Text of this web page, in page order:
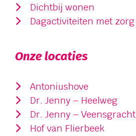
Dichtbij wonen
Dagactiviteiten met zorg
Onze locaties
Antoniushove
Dr. Jenny – Heelweg
Dr. Jenny – Veensgracht
Hof van Flierbeek